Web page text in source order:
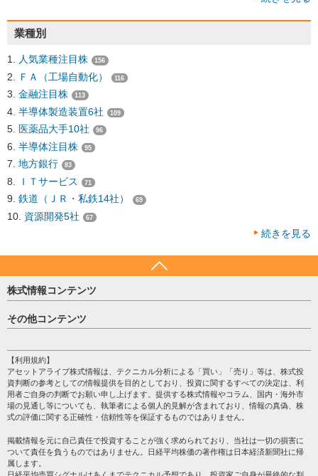
業種別
人気業種注目株 156
ＦＡ（工場自動化） 116
金融注目株 113
半導体製造装置6社 109
医薬品大手10社 96
半導体注目株 95
地方銀行 83
ＩＴサービス 71
鉄道（ＪＲ・私鉄14社） 69
資源開発5社 67
続きを見る
株式情報コンテンツ
日経平均
売買シグナル
株テーマ情報
海外市況
投資カレンダー
格付け情報
その他コンテンツ
個人情報保護方針
プライバシーポリシー
会社案内
サイトマップ
過去データ
【利用規約】
アセットアライブ株式情報は、テクニカル分析による「買い」「売り」等は、株式投
資判断の参考としての情報提供を目的としており、投資に関するすべての決定は、利
用者ご自身の判断でお願い申し上げます。提供する株式情報やコラム、国内・海外市
場の見通し等についても、執筆者による個人的見解が含まれており、情報の真偽、株
式の評価に関する正確性・信頼性等を保証するものではありません。
掲載情報を元に自己責任で投資することが強く求められており、当社は一切の損害に
ついて責任を負うものではありません。日経平均株価の著作権は日本経済新聞社に帰
属します。